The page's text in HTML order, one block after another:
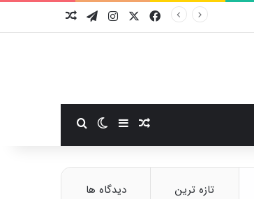
فیسبوکایکس اینستاگرام
تلگرام
نوشته تصادفی
سایدبارتغییر پوسته
تازه ترین دیدگاه ها